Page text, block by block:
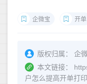
企微宝 开单
版权归属：
企
本文链接：
户怎么提高开单打